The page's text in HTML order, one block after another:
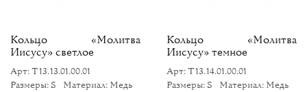
Кольцо «Молитва
Иисусу» светлое
Арт: Т13.13.01.00.01
Размеры: S
Материал: Медь
Кольцо «Молитва
Иисусу» темное
Арт: Т13.14.01.00.01
Размеры: S
Материал: Медь